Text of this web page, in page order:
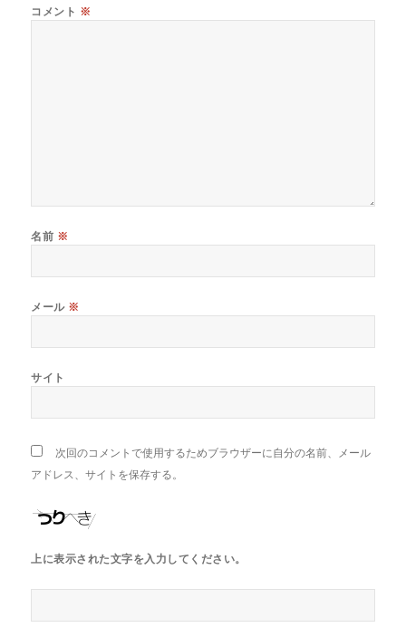
コメント ※
名前 ※
メール ※
サイト
次回のコメントで使用するためブラウザーに自分の名前、メール
アドレス、サイトを保存する。
上に表示された文字を入力してください。